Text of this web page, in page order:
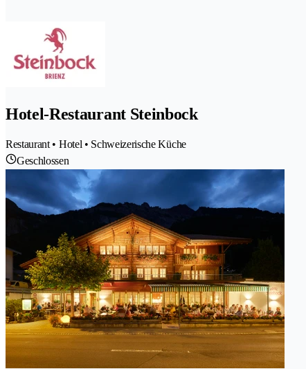
Hotel-Restaurant Steinbock
Restaurant • Hotel • Schweizerische Küche
Geschlossen